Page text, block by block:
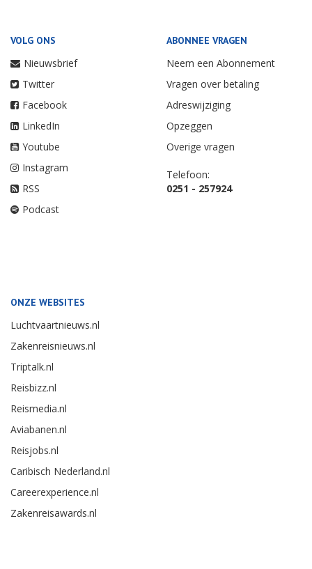
VOLG ONS
Nieuwsbrief
Twitter
Facebook
LinkedIn
Youtube
Instagram
RSS
Podcast
ABONNEE VRAGEN
Neem een Abonnement
Vragen over betaling
Adreswijziging
Opzeggen
Overige vragen
Telefoon:
0251 - 257924
ONZE WEBSITES
Luchtvaartnieuws.nl
Zakenreisnieuws.nl
Triptalk.nl
Reisbizz.nl
Reismedia.nl
Aviabanen.nl
Reisjobs.nl
Caribisch Nederland.nl
Careerexperience.nl
Zakenreisawards.nl